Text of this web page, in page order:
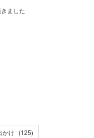
ました
かけ (125)